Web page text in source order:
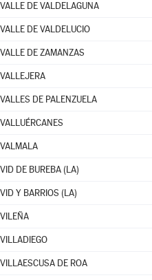
VALLE DE VALDELAGUNA
VALLE DE VALDELUCIO
VALLE DE ZAMANZAS
VALLEJERA
VALLES DE PALENZUELA
VALLUÉRCANES
VALMALA
VID DE BUREBA (LA)
VID Y BARRIOS (LA)
VILEÑA
VILLADIEGO
VILLAESCUSA DE ROA